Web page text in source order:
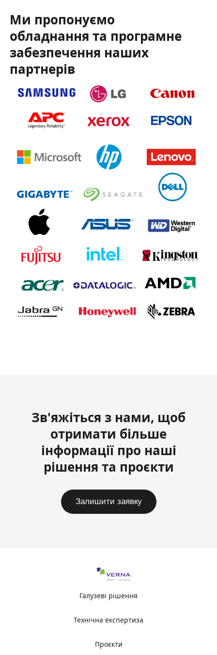
Ми пропонуємо
обладнання та програмне
забезпечення наших
партнерів
Зв'яжіться з нами, щоб
отримати більше
інформації про наші
рішення та проєкти
Залишити заявку
Галузеві рішення
Технічна експертиза
Проєкти